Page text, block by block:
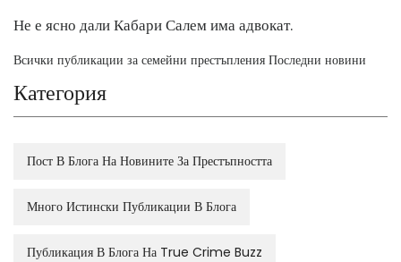
Не е ясно дали Кабари Салем има адвокат.
Всички публикации за семейни престъпления Последни новини
Категория
Пост В Блога На Новините За Престъпността
Много Истински Публикации В Блога
Публикация В Блога На True Crime Buzz